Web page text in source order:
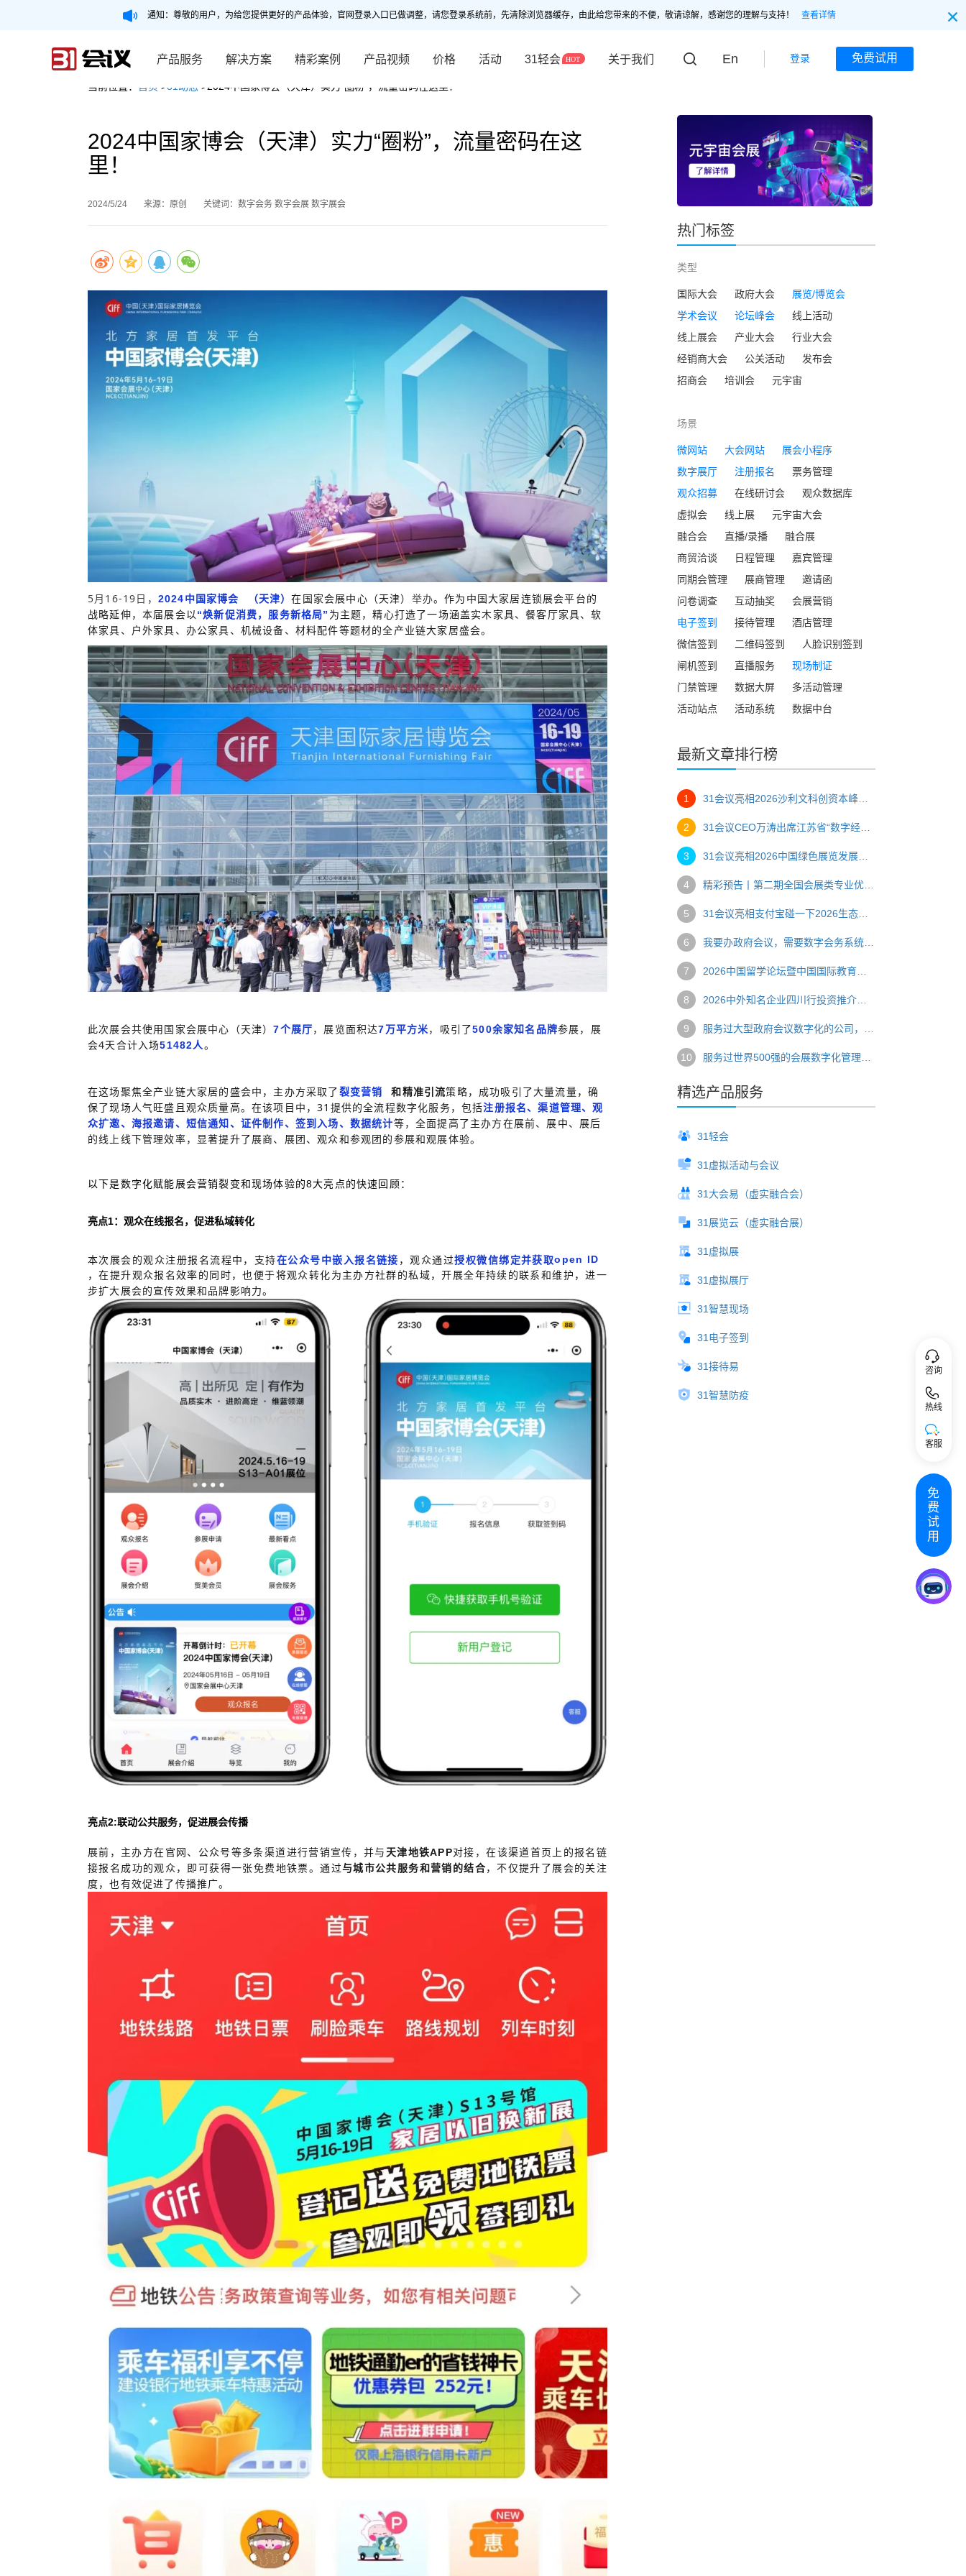
通知：尊敬的用户，为给您提供更好的产品体验，官网登录入口已做调整，请您登录系统前，先清除浏览器缓存，由此给您带来的不便，敬请谅解，感谢您的理解与支持！ 查看详情
产品服务 解决方案 精彩案例 产品视频 价格 活动 31轻会 关于我们 En 登录 免费试用
当前位置： 首页 >31动态 >2024中国家博会（天津）实力“圈粉”，流量密码在这里！
2024中国家博会（天津）实力“圈粉”，流量密码在这
里！
2024/5/24 来源：原创 关键词：数字会务 数字会展 数字展会
5月16-19日， 2024中国家博会 （天津）在国家会展中心（天津） 举办。作为中国大家居连锁展会平台的
战略延伸，本届展会以“焕新促消费，服务新格局” 为主题，精心打造了一场涵盖实木家具、餐客厅家具、软
体家具、户外家具、办公家具、机械设备、材料配件等题材的全产业链大家居盛会。
此次展会共使用国家会展中心（天津）7个展厅，展览面积达7万平方米，吸引了500余家知名品牌参展，展
会4天合计入场51482人。
在这场聚焦全产业链大家居的盛会中，主办方采取了裂变营销 和精准引流策略，成功吸引了大量流量，确
保了现场人气旺盛且观众质量高。在该项目中，31提供的全流程数字化服务，包括注册报名、渠道管理、观
众扩邀、海报邀请、短信通知、证件制作、签到入场、数据统计等，全面提高了主办方在展前、展中、展后
的线上线下管理效率，显著提升了展商、展团、观众和参观团的参展和观展体验。
以下是数字化赋能展会营销裂变和现场体验的8大亮点的快速回顾：
亮点1：观众在线报名，促进私域转化
本次展会的观众注册报名流程中，支持在公众号中嵌入报名链接 ，观众通过授权微信绑定并获取open ID
，在提升观众报名效率的同时，也便于将观众转化为主办方社群的私域，开展全年持续的联系和维护，进一
步扩大展会的宣传效果和品牌影响力。
亮点2:联动公共服务，促进展会传播
展前，主办方在官网、公众号等多条渠道进行营销宣传，并与 天津地铁APP对接，在该渠道首页上的报名链
接报名成功的观众，即可获得一张免费地铁票。通过与城市公共服务和营销的结合，不仅提升了展会的关注
度，也有效促进了传播推广。
热门标签
类型
国际大会 政府大会
展览/博览会
学术会议
论坛峰会
线上活动
线上展会
产业大会
行业大会
经销商大会
公关活动
发布会
招商会
培训会 元宇宙
场景
微网站 大会网站
展会小程序
数字展厅
注册报名
票务管理
观众招募
在线研讨会
观众数据库
虚拟会
线上展
元宇宙大会
融合会
直播/录播
融合展
商贸洽谈
日程管理
嘉宾管理
同期会管理
展商管理
邀请函
问卷调查
互动抽奖
会展营销
电子签到
接待管理
酒店管理
微信签到
二维码签到
人脸识别签到
闸机签到
直播服务
现场制证
门禁管理
数据大屏
多活动管理
活动站点
活动系统 数据中台
最新文章排行榜
1
2
3
4
5
6
7
8
9
10
精选产品服务
31轻会
31虚拟活动与会议
31大会易（虚实融合会）
31展览云（虚实融合展）
31虚拟展
31虚拟展厅
31智慧现场
31电子签到
31接待易
31智慧防疫
咨询
热线
客服
免
费
试
用